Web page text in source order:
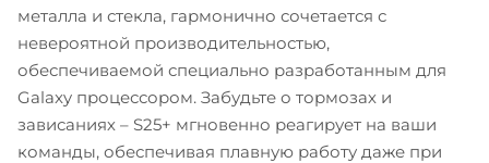
металла и стекла, гармонично сочетается с
невероятной производительностью,
обеспечиваемой специально разработанным для
Galaxy процессором. Забудьте о тормозах и
зависаниях – S25+ мгновенно реагирует на ваши
команды, обеспечивая плавную работу даже при